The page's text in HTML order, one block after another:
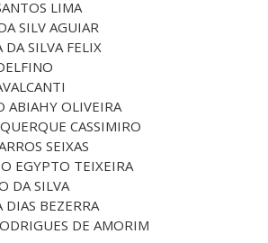
LIMA
SILV AGUIAR
SILVA FELIX
ABIAHY OLIVEIRA
CASSIMIRO
SEIXAS
EGYPTO TEIXEIRA
DA SILVA
BEZERRA
DE AMORIM